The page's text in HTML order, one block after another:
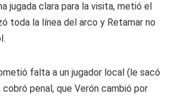
jugada clara para la visita, metió el
toda la línea del arco y Retamar no
falta a un jugador local (le sacó
penal, que Verón cambió por